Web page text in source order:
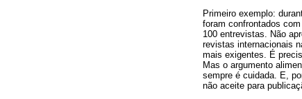
Primeiro exemplo:
foram confrontados
100 entrevistas. Não
revistas internacionais
mais exigentes. É
Mas o argumento
sempre é cuidada. E,
não aceite para